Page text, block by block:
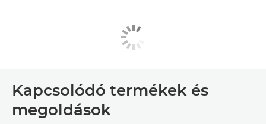
Kapcsolódó termékek és
megoldások